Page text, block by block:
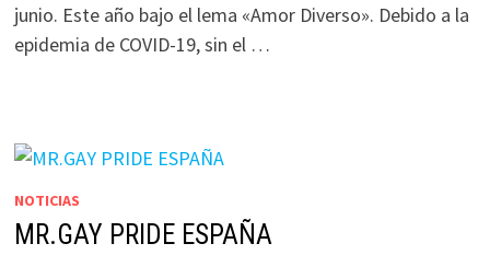
junio. Este año bajo el lema «Amor Diverso». Debido a la
epidemia de COVID-19, sin el …
NOTICIAS
MR.GAY PRIDE ESPAÑA